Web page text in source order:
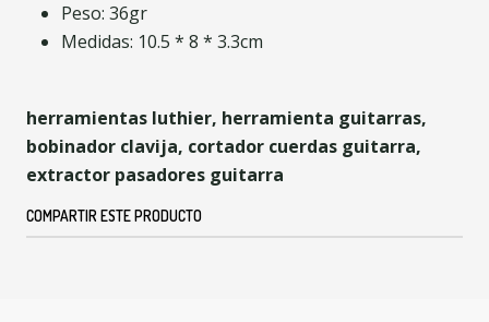
Peso: 36gr
Medidas: 10.5 * 8 * 3.3cm
herramientas luthier, herramienta guitarras,
bobinador clavija, cortador cuerdas guitarra,
extractor pasadores guitarra
COMPARTIR ESTE PRODUCTO